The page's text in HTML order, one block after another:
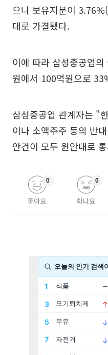
으나 보유지분이
대로 가결됐다.
이에 따라 삼성중공업
원에서 100억원으로
삼성중공업 관계자는 "
이나 소액주주 등의 반
안건이 모두 원안대로
좋아요
0
화나요
0